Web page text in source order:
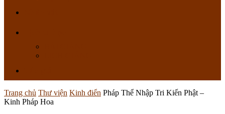
Trang chủ Thư viện Kinh điển Pháp Thể Nhập Tri Kiến Phật –
Kinh Pháp Hoa